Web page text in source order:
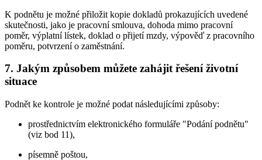
K podnětu je možné přiložit kopie dokladů prokazujících uvedené
skutečnosti, jako je pracovní smlouva, dohoda mimo pracovní
poměr, výplatní lístek, doklad o přijetí mzdy, výpověď z pracovního
poměru, potvrzení o zaměstnání.
7. Jakým způsobem můžete zahájit řešení životní
situace
Podnět ke kontrole je možné podat následujícími způsoby:
prostřednictvím elektronického formuláře "Podání podnětu"
(viz bod 11),
písemně poštou,